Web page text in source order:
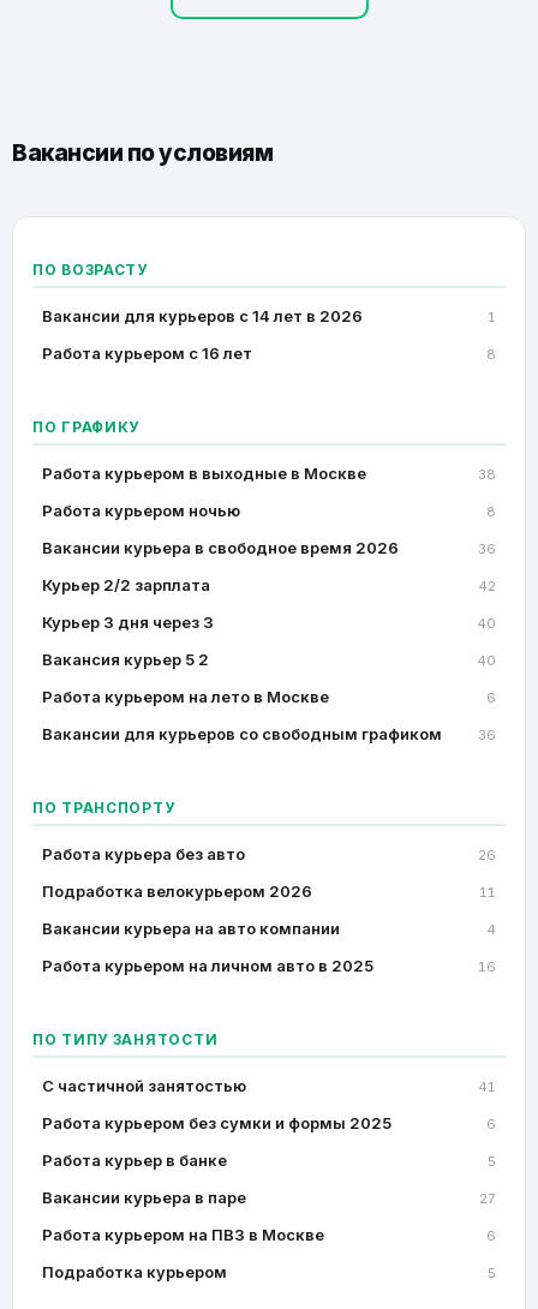
Вакансии по условиям
ПО ВОЗРАСТУ
Вакансии для курьеров с 14 лет в 2026 1
Работа курьером с 16 лет 8
ПО ГРАФИКУ
Работа курьером в выходные в Москве 38
Работа курьером ночью 8
Вакансии курьера в свободное время 2026 36
Курьер 2/2 зарплата 42
Курьер 3 дня через 3 40
Вакансия курьер 5 2 40
Работа курьером на лето в Москве 6
Вакансии для курьеров со свободным графиком 36
ПО ТРАНСПОРТУ
Работа курьера без авто 26
Подработка велокурьером 2026 11
Вакансии курьера на авто компании 4
Работа курьером на личном авто в 2025 16
ПО ТИПУ ЗАНЯТОСТИ
C частичной занятостью 41
Работа курьером без сумки и формы 2025 6
Работа курьер в банке 5
Вакансии курьера в паре 27
Работа курьером на ПВЗ в Москве 6
Подработка курьером 5